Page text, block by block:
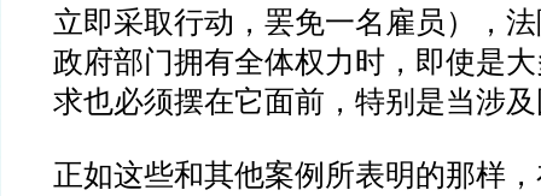
立即采取行动，罢免一名雇员），
政府部门拥有全体权力时，即使是
求也必须摆在它面前，特别是当涉
正如这些和其他案例所表明的那样